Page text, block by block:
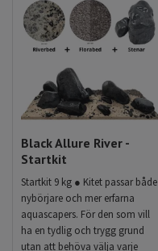
Black Allure River -
Startkit
Startkit 9 kg ● Kitet passar både
nybörjare och mer erfarna
aquascapers. För den som vill
ha en tydlig och trygg grund
utan att behöva välja varje